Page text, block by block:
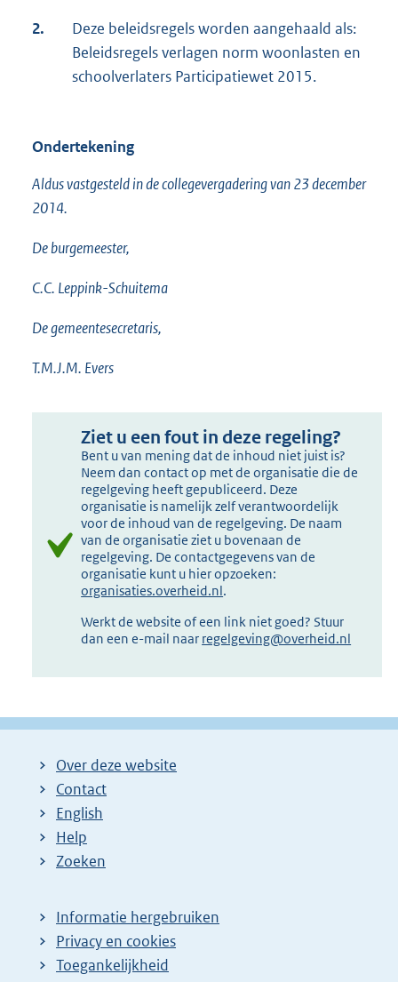
2.
Deze beleidsregels worden aangehaald als:
Beleidsregels verlagen norm woonlasten en
schoolverlaters Participatiewet 2015.
Ondertekening
Aldus vastgesteld in de collegevergadering van 23 december
2014.
De burgemeester,
C.C. Leppink-Schuitema
De gemeentesecretaris,
T.M.J.M. Evers
Ziet u een fout in deze regeling?
Bent u van mening dat de inhoud niet juist is?
Neem dan contact op met de organisatie die de
regelgeving heeft gepubliceerd. Deze
organisatie is namelijk zelf verantwoordelijk
voor de inhoud van de regelgeving. De naam
van de organisatie ziet u bovenaan de
regelgeving. De contactgegevens van de
organisatie kunt u hier opzoeken:
organisaties.overheid.nl.
Werkt de website of een link niet goed? Stuur
dan een e-mail naar regelgeving@overheid.nl
Over deze website
Contact
English
Help
Zoeken
Informatie hergebruiken
Privacy en cookies
Toegankelijkheid